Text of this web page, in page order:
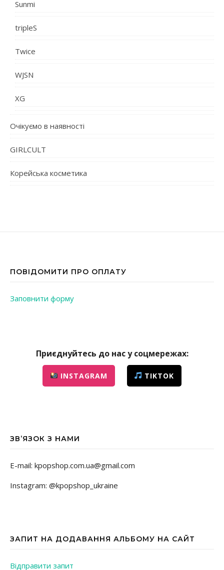
Sunmi
tripleS
Twice
WJSN
XG
Очікуємо в наявності
GIRLCULT
Корейська косметика
ПОВІДОМИТИ ПРО ОПЛАТУ
Заповнити форму
Приєднуйтесь до нас у соцмережах:
INSTAGRAM TIKTOK
ЗВ’ЯЗОК З НАМИ
E-mail: kpopshop.com.ua@gmail.com
Instagram: @kpopshop_ukraine
ЗАПИТ НА ДОДАВАННЯ АЛЬБОМУ НА САЙТ
Відправити запит